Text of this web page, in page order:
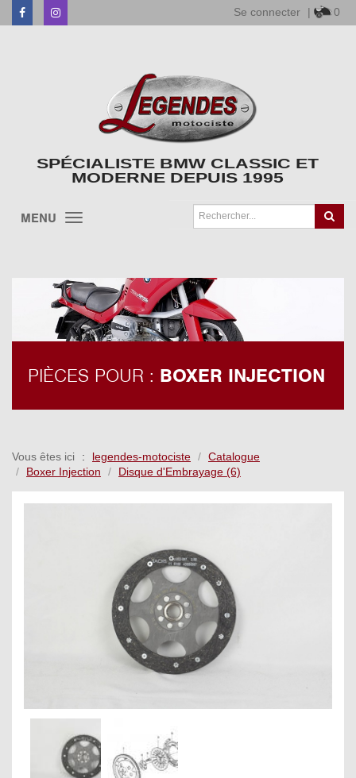
FacebookInstagram Se connecter | 0
SPÉCIALISTE BMW CLASSIC ET
MODERNE DEPUIS 1995
MENU
PIÈCES POUR : BOXER INJECTION
Vous êtes ici legendes-motociste
Catalogue
Boxer Injection
Disque d'Embrayage (6)